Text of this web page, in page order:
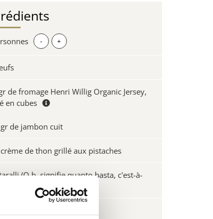
- +
de fromage Henri Willig Organic Jersey,
en cubes
gr de jambon cuit
crème de thon grillé aux pistaches
(Q.b. signifie quanto basta, c'est-à-
qu'il faut)